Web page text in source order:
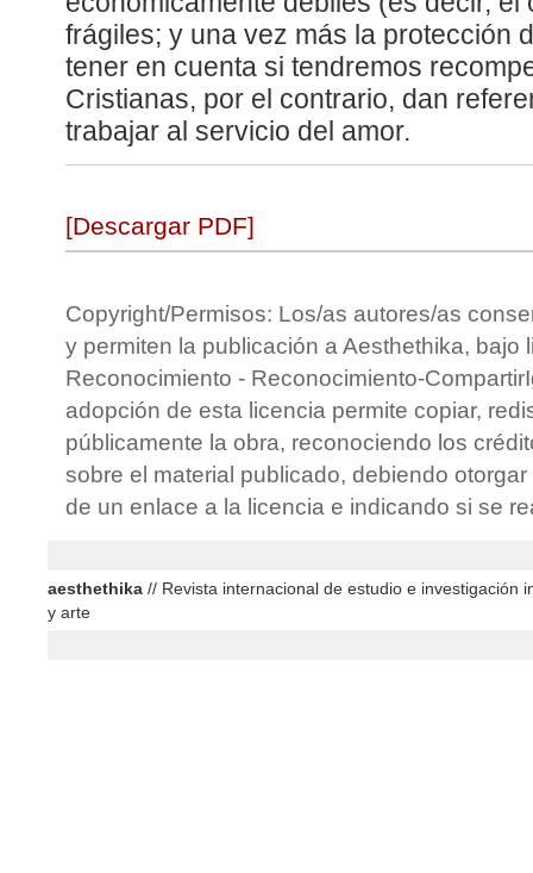
frágiles; y una vez más la protección
tener en cuenta si tendremos
Cristianas, por el contrario, dan
trabajar al servicio del amor.
[Descargar PDF]
Copyright/Permisos: Los/as autores/as
y permiten la publicación a Aesthethika, bajo
Reconocimiento - Reconocimiento-
adopción de esta licencia permite copiar,
públicamente la obra, reconociendo los
sobre el material publicado, debiendo
de un enlace a la licencia e indicando si se
aesthethika // Revista internacional de estudio e investigación
y arte